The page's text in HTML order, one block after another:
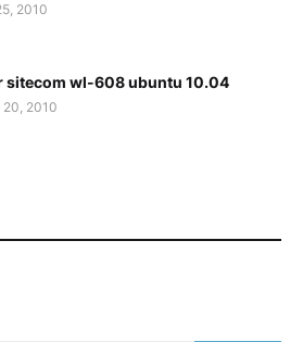
2010
sitecom wl-608 ubuntu 10.04
20, 2010